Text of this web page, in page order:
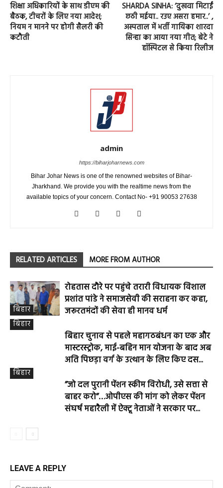
शिक्षा अधिकारियों के साथ डीएम की
बैठक, टीचरों के लिए नया आदेश;
नियम न मानने पर होगी सैलरी की
कटौती
SHARDA SINHA: ‘दुखवा मिटाईं
छठी मईया.. रउए असरा हमार..’ ,
अस्पताल में भर्ती गायिका शारदा
सिन्हा का आया नया गीत; बेटे ने
हॉस्पिटल से किया रिलीज
admin
https://biharjoharnews.com
Bihar Johar News is one of the renowned websites of Bihar-
Jharkhand. We provide you with the realtime news from the
available topics of your concern. Contact No- +91 90053 27638
RELATED ARTICLES MORE FROM AUTHOR
बिहार
रोहतास दौरे पर पहुंचे तरारी विधायक विशाल
प्रशांत पांडे ने समाजसेवी की सराहना कर कहा,
जरूरतमंदों की सेवा ही मानव धर्म
बिहार
बिहार चुनाव से पहले महागठबंधन का एक और
मास्टरस्ट्रोक, माई-बहिन मान योजना के बाद अब
अति पिछड़ा वर्ग के उत्थान के लिए किए दस...
बिहार
”जो दल पुरानी पेंशन स्कीम विरोधी, उसे सत्ता से
बाहर करो”…ओपीएस की मांग को लेकर पेंशन
संघर्ष महारैली में ऐक्टू नेताओं ने सरकार पर...
LEAVE A REPLY